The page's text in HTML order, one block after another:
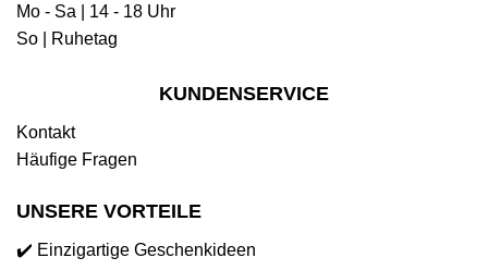
Mo - Sa | 14 - 18 Uhr
So | Ruhetag
KUNDENSERVICE
Kontakt
Häufige Fragen
UNSERE VORTEILE
✔️ Einzigartige Geschenkideen